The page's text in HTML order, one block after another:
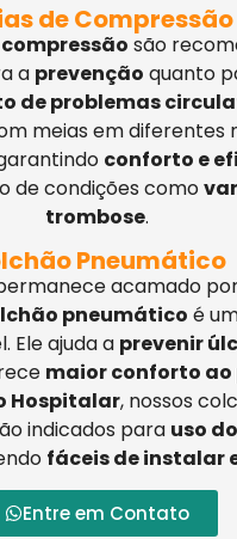
de Compressão
são
a prevenção quanto
de problemas
meias em diferentes
conforto e
de condições como
trombose.
Pneumático
acamado
pneumático é
Ele ajuda a prevenir
maior conforto
Hospitalar, nossos
indicados para uso
fáceis de instalar
Entre em Contato